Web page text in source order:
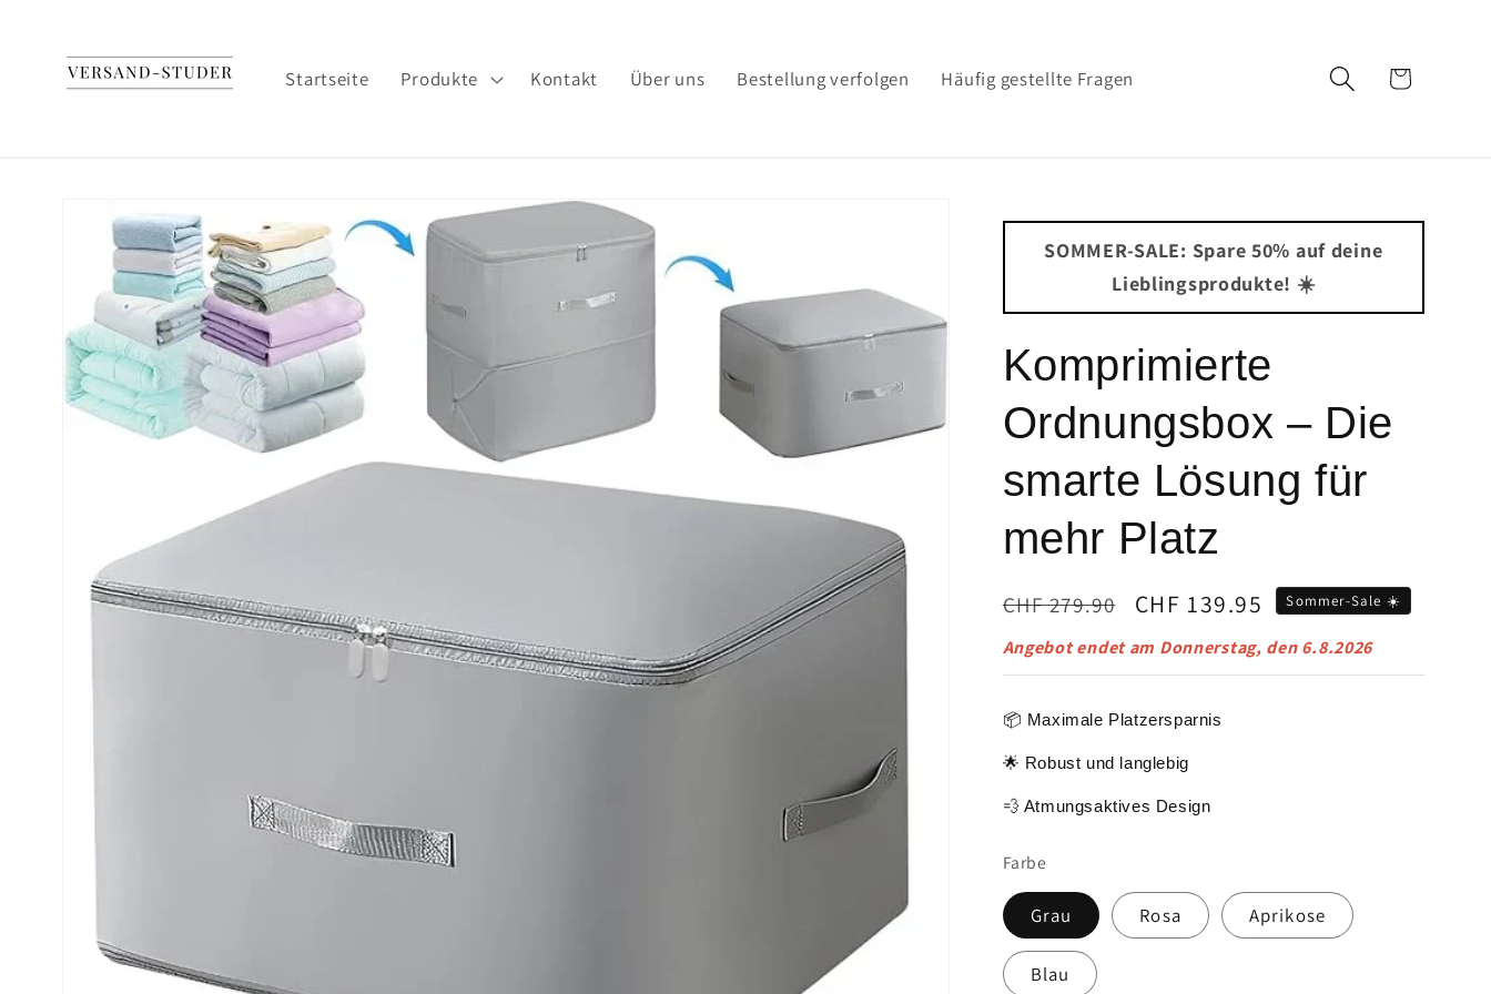
Inhalt
Startseite Produkte Kontakt Über uns Bestellung verfolgen Häufig gestellte Fragen Warenkorb
Produktinformationen
springen
SOMMER-SALE: Spare 50% auf deine
Lieblingsprodukte! ☀️
Komprimierte
Ordnungsbox – Die
smarte Lösung für
mehr Platz
Normaler
Preis
CHF 279.90 Verkaufspreis
CHF 139.95 Sommer-Sale ☀️
Angebot endet am Donnerstag, den 6.8.2026
📦 Maximale Platzersparnis
🌟 Robust und langlebig
💨 Atmungsaktives Design
Farbe
Grau Rosa Aprikose
Blau